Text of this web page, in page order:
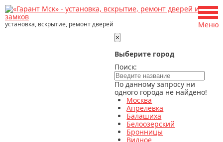
установка, вскрытие, ремонт дверей
×
Выберите город
Поиск:
По данному запросу ни
одного города не найдено!
Москва
Апрелевка
Балашиха
Белоозерский
Бронницы
Видное
Меню